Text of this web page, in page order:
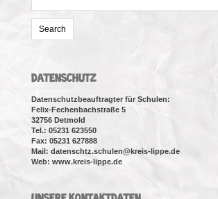
DATENSCHUTZ
Datenschutzbeauftragter für Schulen:
Felix-Fechenbachstraße 5
32756 Detmold
Tel.: 05231 623550
Fax: 05231 627888
Mail: datenschtz.schulen@kreis-lippe.de
Web: www.kreis-lippe.de